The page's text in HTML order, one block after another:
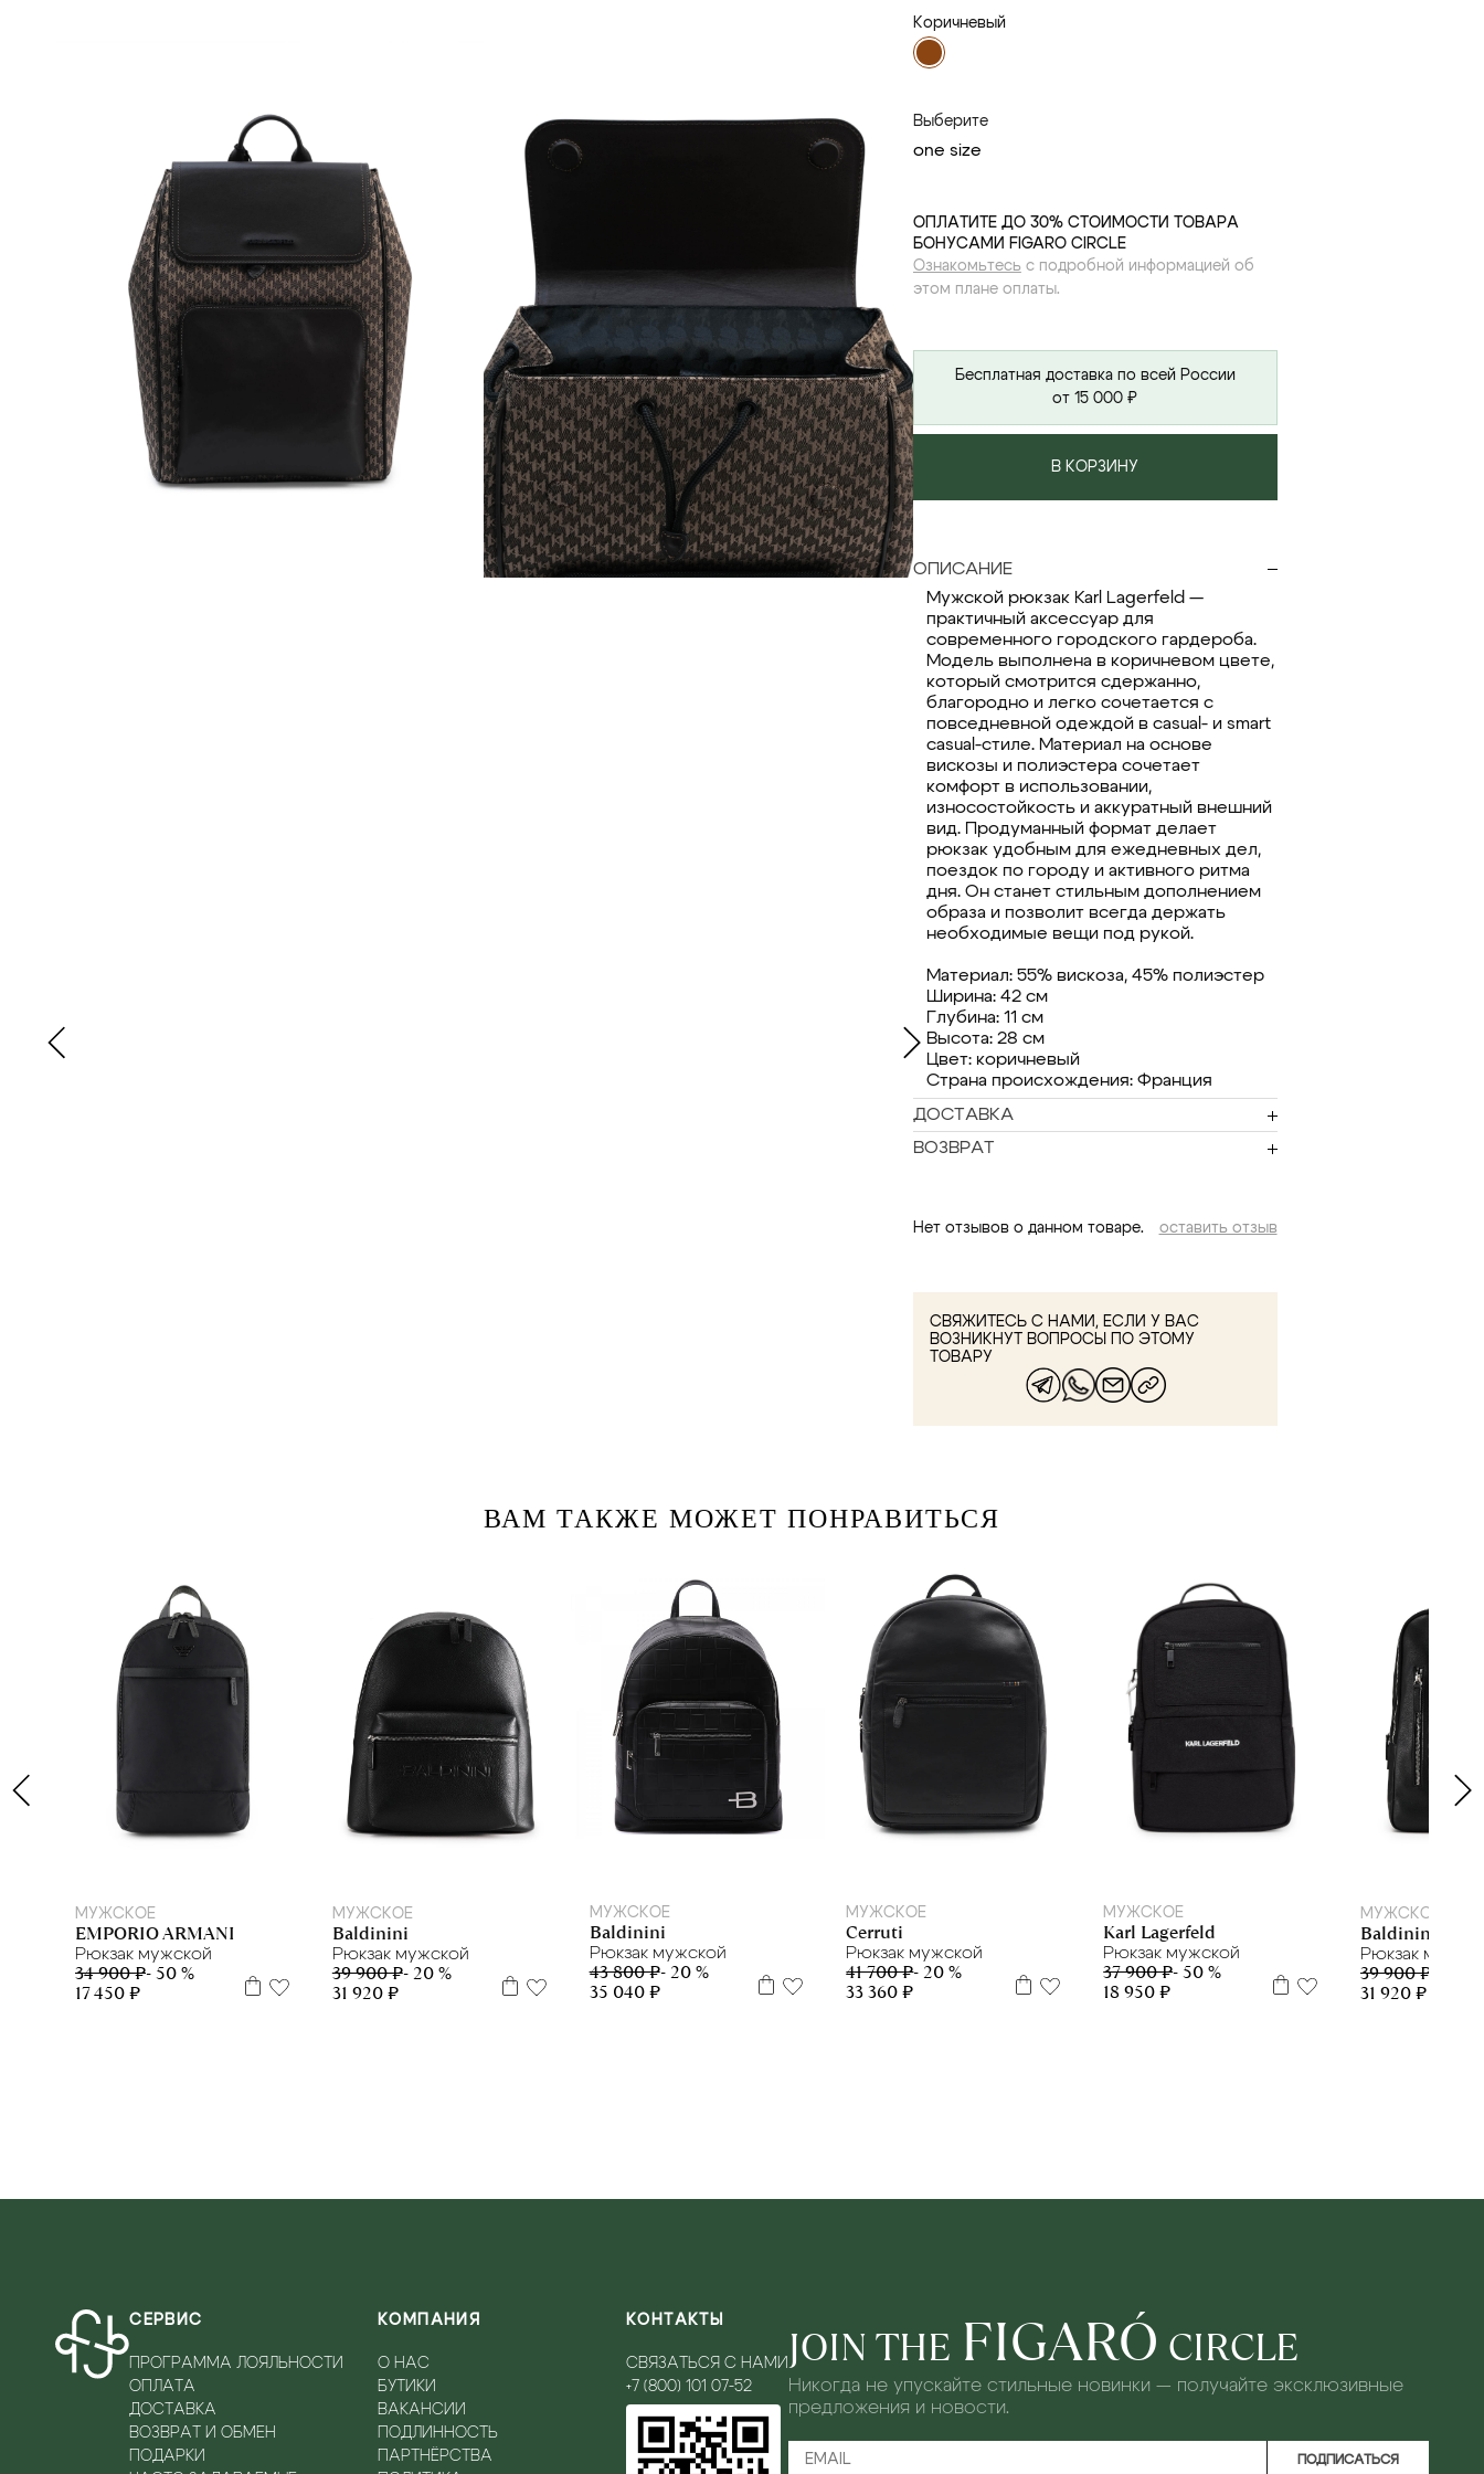
Коричневый
Выберите
one size
ОПЛАТИТЕ ДО 30% СТОИМОСТИ ТОВАРА
БОНУСАМИ FIGARO CIRCLE
Ознакомьтесь с подробной информацией об
этом плане оплаты.
Бесплатная доставка по всей России
от 15 000 ₽
В КОРЗИНУ
ОПИСАНИЕ
Мужской рюкзак Karl Lagerfeld —
практичный аксессуар для
современного городского гардероба.
Модель выполнена в коричневом цвете,
который смотрится сдержанно,
благородно и легко сочетается с
повседневной одеждой в casual- и smart
casual-стиле. Материал на основе
вискозы и полиэстера сочетает
комфорт в использовании,
износостойкость и аккуратный внешний
вид. Продуманный формат делает
рюкзак удобным для ежедневных дел,
поездок по городу и активного ритма
дня. Он станет стильным дополнением
образа и позволит всегда держать
необходимые вещи под рукой.
Материал: 55% вискоза, 45% полиэстер
Ширина: 42 см
Глубина: 11 см
Высота: 28 см
Цвет: коричневый
Страна происхождения: Франция
ДОСТАВКА
ВОЗВРАТ
Нет отзывов о данном товаре. оставить отзыв
СВЯЖИТЕСЬ С НАМИ, ЕСЛИ У ВАС
ВОЗНИКНУТ ВОПРОСЫ ПО ЭТОМУ
ТОВАРУ
ВАМ ТАКЖЕ МОЖЕТ ПОНРАВИТЬСЯ
МУЖСКОЕ
EMPORIO ARMANI
Рюкзак мужской
34 900 ₽- 50 %
17 450 ₽
МУЖСКОЕ
Baldinini
Рюкзак мужской
39 900 ₽- 20 %
31 920 ₽
МУЖСКОЕ
Baldinini
Рюкзак мужской
43 800 ₽- 20 %
35 040 ₽
МУЖСКОЕ
Cerruti
Рюкзак мужской
41 700 ₽- 20 %
33 360 ₽
МУЖСКОЕ
Karl Lagerfeld
Рюкзак мужской
37 900 ₽- 50 %
18 950 ₽
МУЖСКОЕ
Baldinini
Рюкзак
39 900 ₽
31 920 ₽
СЕРВИС
ПРОГРАММА ЛОЯЛЬНОСТИ
ОПЛАТА
ДОСТАВКА
ВОЗВРАТ И ОБМЕН
ПОДАРКИ
КОМПАНИЯ
О НАС
БУТИКИ
ВАКАНСИИ
ПОДЛИННОСТЬ
ПАРТНЁРСТВА
КОНТАКТЫ
СВЯЗАТЬСЯ С НАМИ
+7 (800) 101 07-52
JOIN THE FIGARÓ CIRCLE
Никогда не упускайте стильные новинки — получайте эксклюзивные
предложения и новости.
ПОДПИСАТЬСЯ